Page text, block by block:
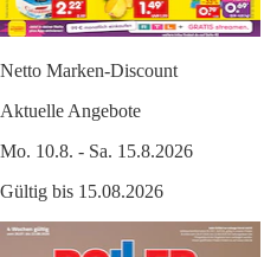
Netto Marken-Discount
Aktuelle Angebote
Mo. 10.8. - Sa. 15.8.2026
Gültig bis 15.08.2026